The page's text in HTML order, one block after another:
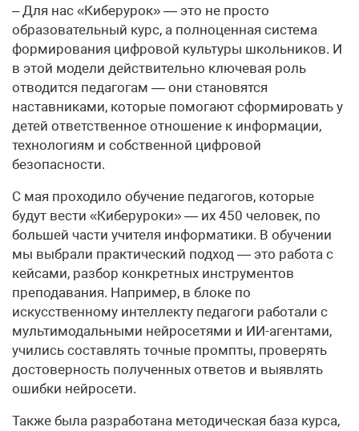
– Для нас «Киберурок» — это не просто
образовательный курс, а полноценная система
формирования цифровой культуры школьников. И
в этой модели действительно ключевая роль
отводится педагогам — они становятся
наставниками, которые помогают сформировать у
детей ответственное отношение к информации,
технологиям и собственной цифровой
безопасности.
С мая проходило обучение педагогов, которые
будут вести «Киберуроки» — их 450 человек, по
большей части учителя информатики. В обучении
мы выбрали практический подход — это работа с
кейсами, разбор конкретных инструментов
преподавания. Например, в блоке по
искусственному интеллекту педагоги работали с
мультимодальными нейросетями и ИИ-агентами,
учились составлять точные промпты, проверять
достоверность полученных ответов и выявлять
ошибки нейросети.
Также была разработана методическая база курса,